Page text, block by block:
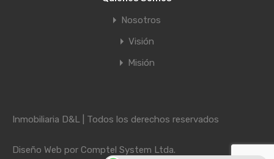
Nosotros
Visión
Misión
Inmobiliaria D&L | Todos los derechos reservados
Diseño Web por Comptel System Ltda.